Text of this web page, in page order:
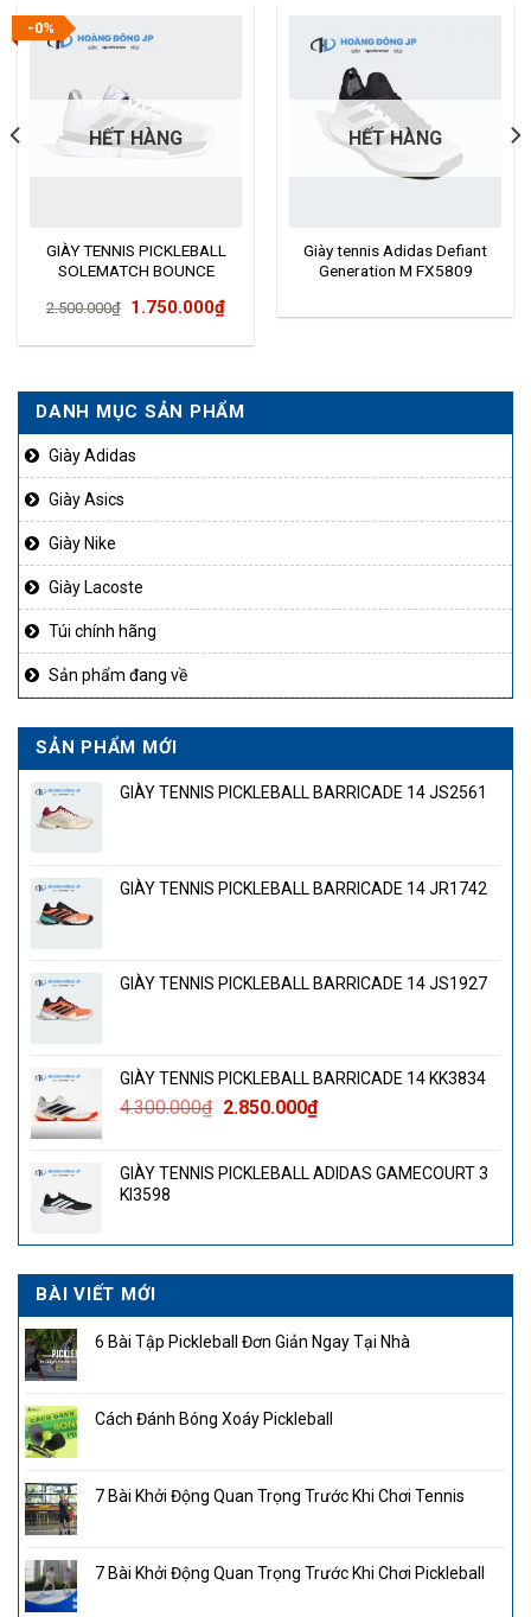
DANH MỤC SẢN PHẨM
Giày Adidas
Giày Asics
Giày Nike
Giày Lacoste
Túi chính hãng
Sản phẩm đang về
SẢN PHẨM MỚI
GIÀY TENNIS PICKLEBALL BARRICADE 14 JS2561
GIÀY TENNIS PICKLEBALL BARRICADE 14 JR1742
GIÀY TENNIS PICKLEBALL BARRICADE 14 JS1927
GIÀY TENNIS PICKLEBALL BARRICADE 14 KK3834
4.300.000₫ Giá
4.300.000₫.
2.850.000₫Giá
là:
GIÀY TENNIS PICKLEBALL ADIDAS GAMECOURT 3
KI3598
BÀI VIẾT MỚI
6 Bài Tập Pickleball Đơn Giản Ngay Tại Nhà
Cách Đánh Bóng Xoáy Pickleball
7 Bài Khởi Động Quan Trọng Trước Khi Chơi Tennis
7 Bài Khởi Động Quan Trọng Trước Khi Chơi Pickleball
-0%
HẾT HÀNG
GIÀY TENNIS PICKLEBALL
SOLEMATCH BOUNCE
2.500.000₫ Giá
2.500.000₫.
1.750.000₫Giá
là:
1.750.000₫.
HẾT HÀNG
Giày tennis Adidas Defiant
Generation M FX5809